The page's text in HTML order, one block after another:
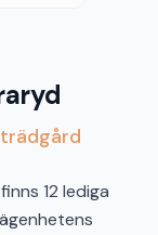
12 lediga